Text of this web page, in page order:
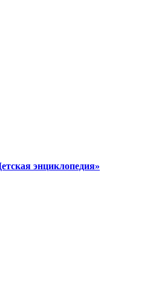
энциклопедия»